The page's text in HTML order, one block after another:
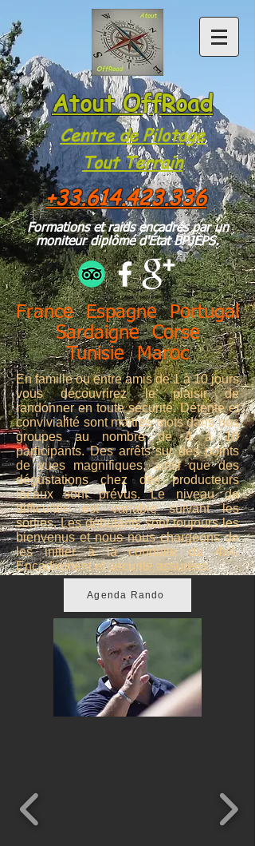
Atout OffRoad
Centre de Pilotage
Tout Terrain
+33.614.423.336
Formations et raids encadrés par un
moniteur diplômé d'État BPJEPS.
France Espagne Portugal
Sardaigne Corse
Tunisie Maroc
En famille ou entre amis de 1 à 10 jours
vous découvrirez le plaisir de
randonner en toute sécurité. Détente et
convivialité sont maitres mots dans nos
groupes au nombre de 4 à 10
participants.Des arrêts sur des points
de vues magnifiques, ainsi que des
dégustations chez des producteurs
locaux sont prévus.
Le niveau de
difficultés est variable suivant les
sorties.Les débutants sont toujours les
bienvenus et nous nous chargeons de
les initier à la conduite du 4x4.
Encadrement et sécurité assurées.
Agenda Rando